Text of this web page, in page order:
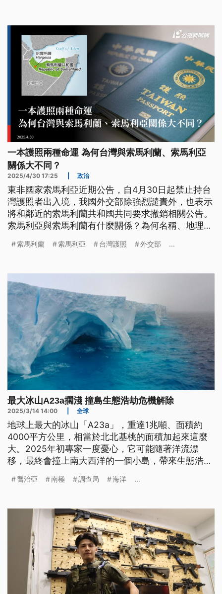
一本護照兩種命運 為何台灣與索馬利蘭、索馬利亞
關係大不同？
2025/4/30 17:25 政治
東非國家索馬利亞近期公告，自4月30日起禁止持台
灣護照者出入境，我國外交部除強烈譴責外，也表示
將和鄰近的索馬利蘭共和國共同要求撤銷相關公告。
索馬利亞與索馬利蘭有什麼關係？為何名稱、地理位
蘭建交嗎？還有哪些國家拒絕台灣護照？
索馬利蘭 索馬利亞 台灣護照 外交部 ...
最大冰山A23a擱淺 撞島生態浩劫危機解除
2025/3/14 14:00 全球
地球上最大的冰山「A23a」，重達1兆噸、面積約
4000平方公里，相當於北北基桃的面積加起來這麼
大。2025年初專家一度憂心，它可能隨著洋流漂
移，最終會撞上南大西洋的一個小島，帶來生態浩
為，照這個路徑看來，危機可能已經解除。
喬治亞 南極 調查局 海洋 ...